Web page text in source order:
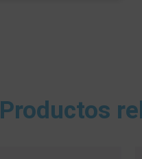
Productos